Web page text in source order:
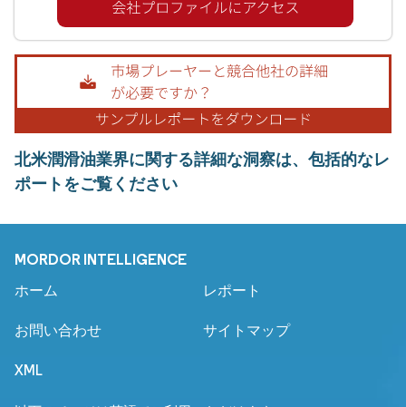
北米潤滑油業界に関する詳細な洞察は、包括的なレ
ポートをご覧ください
MORDOR INTELLIGENCE
ホーム レポート
お問い合わせ サイトマップ
XML